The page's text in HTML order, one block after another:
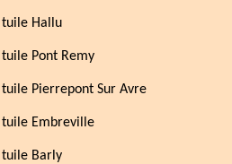
Hallu
Pont Remy
Pierrepont Sur Avre
Embreville
Barly